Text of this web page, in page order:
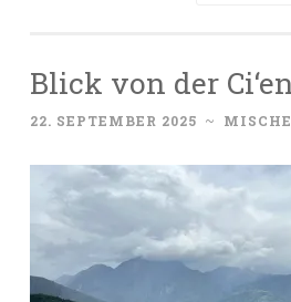
Blick von der
22. SEPTEMBER 2025 ~